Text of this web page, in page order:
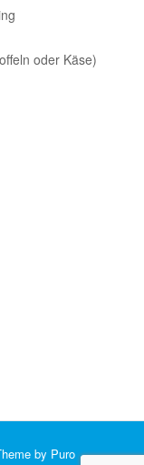
oder Käse)
by Puro